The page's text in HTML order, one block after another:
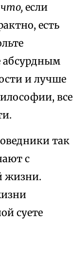
если
есть
абсурдным
и лучше
все
так
с
жизни.
суете